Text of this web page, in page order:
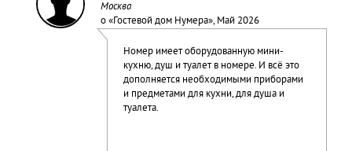
Москва
о «Гостевой дом Нумера», Май 2026
Номер имеет оборудованную мини-
кухню, душ и туалет в номере. И всё это
дополняется необходимыми приборами
и предметами для кухни, для душа и
туалета.